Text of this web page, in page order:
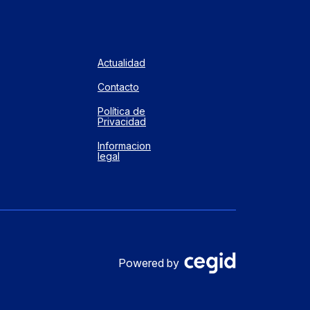
Actualidad
Contacto
Política de
Privacidad
Informacion
legal
Powered by